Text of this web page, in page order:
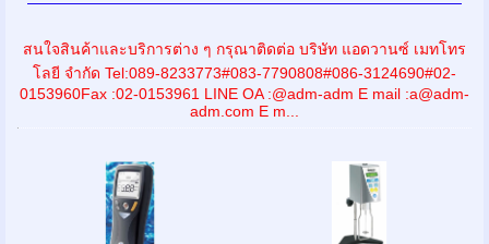
สนใจสินค้าและบริการต่าง ๆ กรุณาติดต่อ บริษัท แอดวานซ์ เมทโทร
โลยี จำกัด Tel:089-8233773#083-7790808#086-3124690#02-
0153960Fax :02-0153961 LINE OA :@adm-adm E mail :a@adm-
adm.com E m...